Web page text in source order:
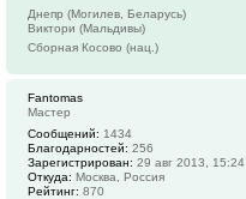
Днепр (Могилев, Беларусь)
Виктори (Мальдивы)
Сборная Косово (нац.)
Fantomas
Мастер
Сообщений: 1434
Благодарностей: 256
Зарегистрирован: 29 авг 2013, 15:24
Откуда: Москва, Россия
Рейтинг: 870